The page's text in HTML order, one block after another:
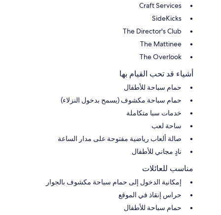
Craft Services
SideKicks
The Director's Club
The Mattinee
The Overlook
أشياء قد تحب القيام بها
حمام سباحة للأطفال
حمام سباحة مكشوف (يسمح بدخول النزلاء)
خدمات سبا متكاملة
ساحة لعب
صالة ألعاب رياضية مفتوحة على مدار الساعة
نادٍ مجاني للأطفال
مناسب للعائلات
إمكانية الدخول إلى حمام سباحة مكشوف بالجوار
حراس إنقاذ في الموقع
حمام سباحة للأطفال